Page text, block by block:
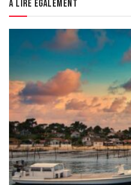
À lire également